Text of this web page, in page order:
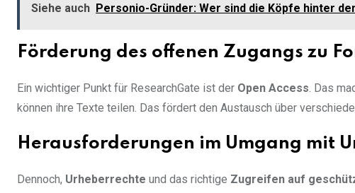
Siehe auch Personio-Gründer: Wer sind die Köpfe hinter
Förderung des offenen Zugangs zu
Ein wichtiger Punkt für ResearchGate ist der Open Access. Das
können ihre Texte teilen. Das fördert den Austausch über
Herausforderungen im Umgang mit
Dennoch, Urheberrechte und das richtige Zugreifen auf